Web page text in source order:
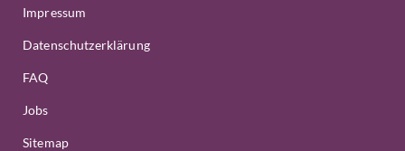
Impressum
Datenschutzerklärung
FAQ
Jobs
Sitemap